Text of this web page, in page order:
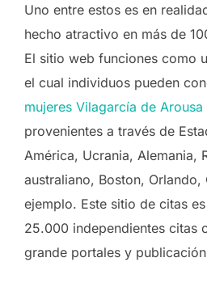
Uno entre estos es en
hecho atractivo en más de
El sitio web funciones como
el cual individuos pueden
mujeres Vilagarcía de Arousa
provenientes a través de
América, Ucrania, Alemania,
australiano, Boston,
ejemplo. Este sitio de citas
25.000 independientes citas
grande portales y